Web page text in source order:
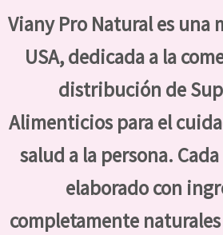
Viany Pro Natural es una
USA, dedicada a la
distribución de
Alimenticios para el
salud a la persona.
elaborado con
completamente